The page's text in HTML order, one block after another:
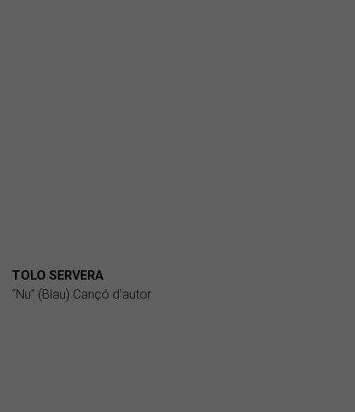
TOLO SERVERA
“Nu” (Blau) Cançó d'autor